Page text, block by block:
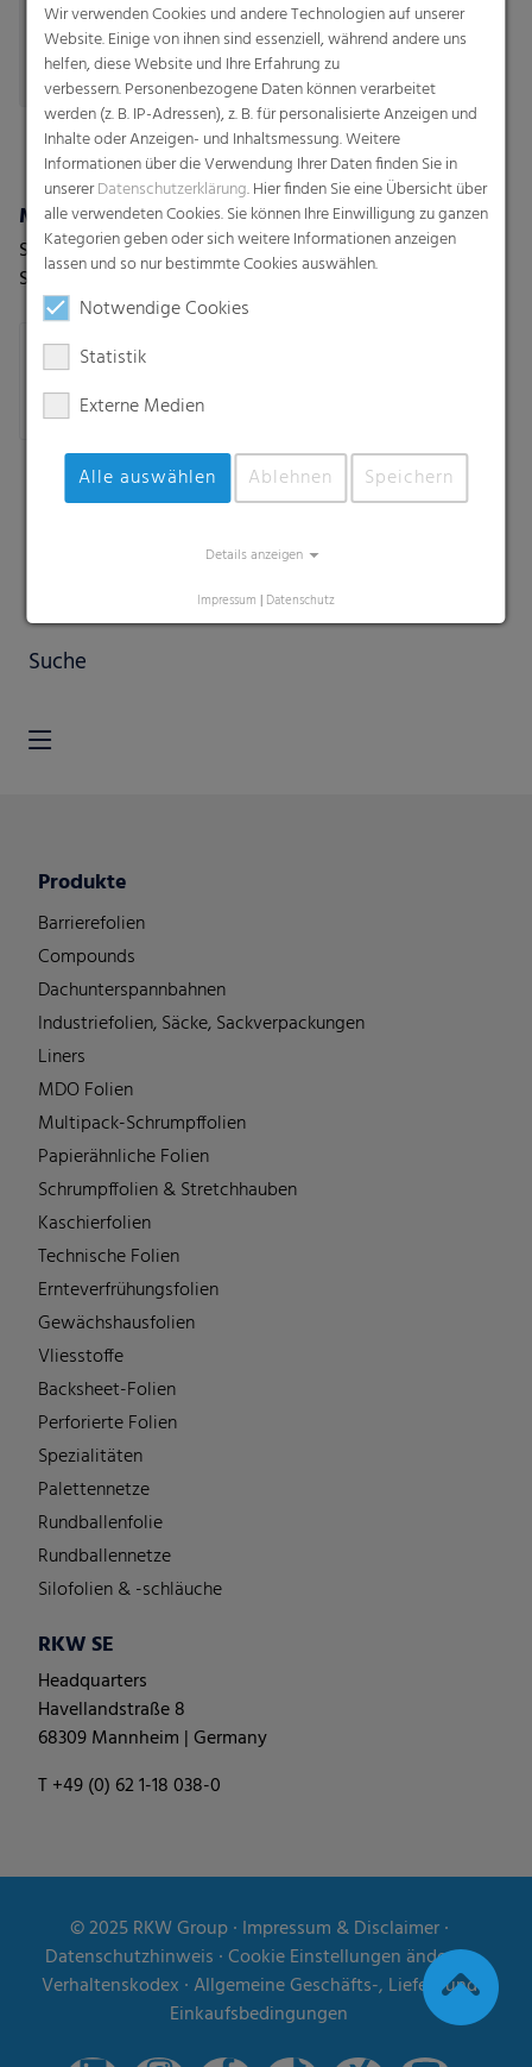
Müllbeutel
Sternbodenbeutel ,
Sternbodenbeutel mit PP-
Verschlußband,
Hemdchentragetaschen mit
Sternboden,
Hemdchentragetaschen,
Zugbandbeutel lose oder als
Ventilkastensäcke
Industriesäcke - Die Lösung
für eine Vielzahl von
Suche
Wir verwenden Cookies und andere Technologien auf unserer
Website. Einige von ihnen sind essenziell, während andere uns
helfen, diese Website und Ihre Erfahrung zu
verbessern. Personenbezogene Daten können verarbeitet
werden (z. B. IP-Adressen), z. B. für personalisierte Anzeigen und
Inhalte oder Anzeigen- und Inhaltsmessung. Weitere
Informationen über die Verwendung Ihrer Daten finden Sie in
unsererDatenschutzerklärung. Hier finden Sie eine Übersicht über
alle verwendeten Cookies. Sie können Ihre Einwilligung zu ganzen
Kategorien geben oder sich weitere Informationen anzeigen
lassen und so nur bestimmte Cookies auswählen.
Notwendige Cookies
Statistik
Externe Medien
Alle auswählen Ablehnen Speichern
Details anzeigen
Impressum | Datenschutz
Produkte
Barrierefolien
Compounds
Dachunterspannbahnen
Industriefolien, Säcke, Sackverpackungen
Liners
MDO Folien
Multipack-Schrumpffolien
Papierähnliche Folien
Schrumpffolien & Stretchhauben
Kaschierfolien
Technische Folien
Ernteverfrühungsfolien
Gewächshausfolien
Vliesstoffe
Backsheet-Folien
Perforierte Folien
Spezialitäten
Palettennetze
Rundballenfolie
Rundballennetze
Silofolien & -schläuche
RKW SE
Headquarters
Havellandstraße 8
68309 Mannheim | Germany
T +49 (0) 62 1-18 038-0
© 2025RKW Group∙ Impressum & Disclaimer∙
Datenschutzhinweis ∙Cookie Einstellungen ändern∙
Verhaltenskodex ∙Allgemeine Geschäfts-, Liefer- und
Einkaufsbedingungen